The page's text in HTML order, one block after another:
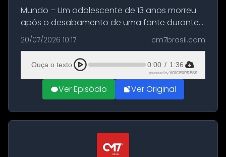
Mundo – Um adolescente de 13 anos morreu
após o desabamento de uma fonte durante
as comemorações pelo título da Copa do
Mundo conquistado pela Espanha, em
Ciudad Rodrigo, na província de Salamanca,
no...
20/07/2026 10:17 cm7brasil.com
Ouça o texto 0:00 / 1:36
powered by VOICEXPRESS
Ver Episódio Ver Original